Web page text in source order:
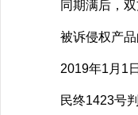
同期满后，
被诉侵权产
2019年1月1
民终1423号